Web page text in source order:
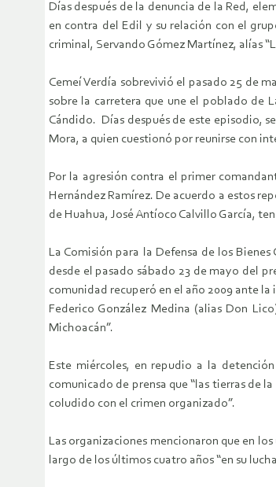
Días después de la denuncia de la Red,
en contra del Edil y su relación con el
criminal, Servando Gómez Martínez, alías
Cemeí Verdía sobrevivió el pasado 25 de
sobre la carretera que une el poblado de
Cándido. Días después de este episodio,
Mora, a quien cuestionó por reunirse con
Por la agresión contra el primer
Hernández Ramírez. De acuerdo a estos
de Huahua, José Antíoco Calvillo García,
La Comisión para la Defensa de los
desde el pasado sábado 23 de mayo del
comunidad recuperó en el año 2009 ante
Federico González Medina (alias Don
Michoacán”.
Este miércoles, en repudio a la
comunicado de prensa que “las tierras de
coludido con el crimen organizado”.
Las organizaciones mencionaron que en
largo de los últimos cuatro años “en su